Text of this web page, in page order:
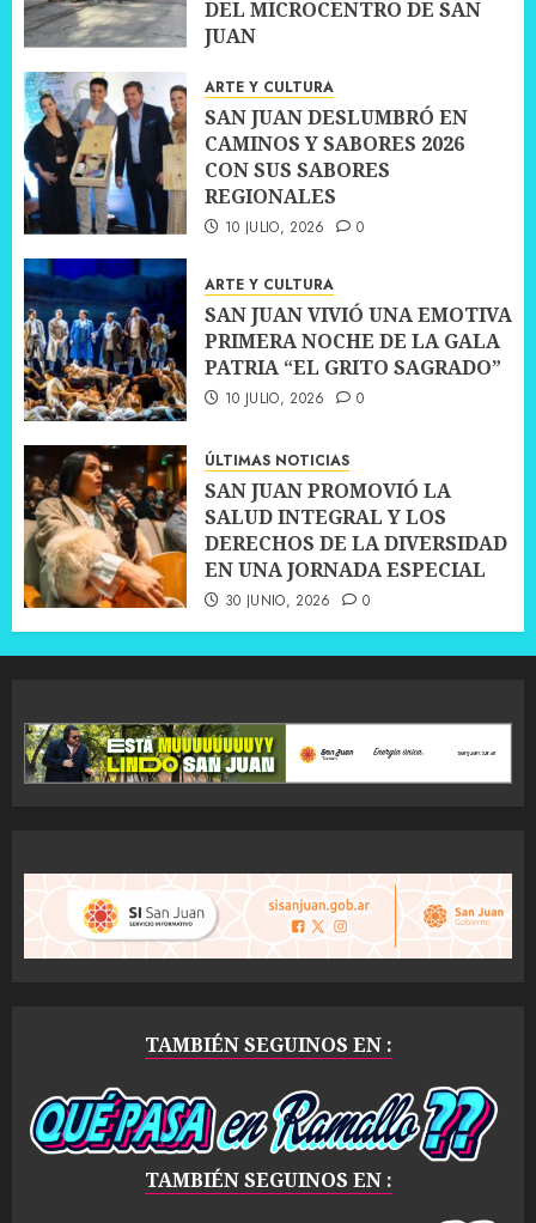
DEL MICROCENTRO DE SAN
JUAN
ARTE Y CULTURA
SAN JUAN DESLUMBRÓ EN
CAMINOS Y SABORES 2026
CON SUS SABORES
REGIONALES
10 JULIO, 2026 0
ARTE Y CULTURA
SAN JUAN VIVIÓ UNA EMOTIVA
PRIMERA NOCHE DE LA GALA
PATRIA “EL GRITO SAGRADO”
10 JULIO, 2026 0
ÚLTIMAS NOTICIAS
SAN JUAN PROMOVIÓ LA
SALUD INTEGRAL Y LOS
DERECHOS DE LA DIVERSIDAD
EN UNA JORNADA ESPECIAL
30 JUNIO, 2026 0
TAMBIÉN SEGUINOS EN :
TAMBIÉN SEGUINOS EN :